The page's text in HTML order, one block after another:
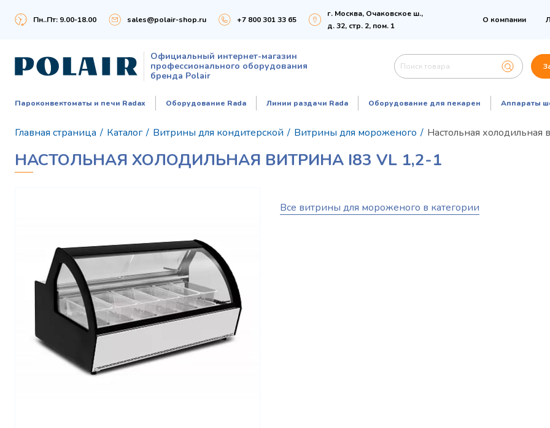
Пн..Пт: 9.00-18.00 sales@polair-shop.ru +7 800 301 33 65
г. Москва, Очаковское ш.,
д. 32, стр. 2, пом. 1
О компании
Официальный интернет-магазин
профессионального оборудования
бренда Polair
Пароконвектоматы и печи Radax Оборудование Rada Линии раздачи Rada Оборудование для пекарен Аппараты
Главная страница / Каталог / Витрины для кондитерской / Витрины для мороженого / Настольная холодильная
НАСТОЛЬНАЯ ХОЛОДИЛЬНАЯ ВИТРИНА I83 VL 1,2-1
Все витрины для мороженого в категории